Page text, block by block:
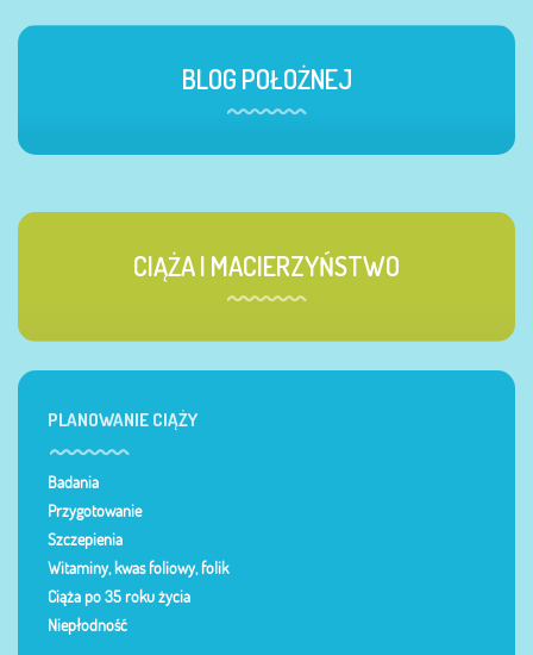
BLOG POŁOŻNEJ
CIĄŻA I MACIERZYŃSTWO
PLANOWANIE CIĄŻY
Badania
Przygotowanie
Szczepienia
Witaminy, kwas foliowy, folik
Ciąża po 35 roku życia
Niepłodność